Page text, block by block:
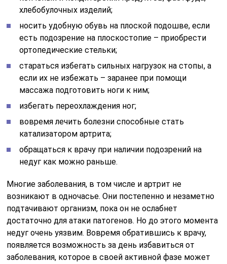
хлебобулочных изделий;
носить удобную обувь на плоской подошве, если
есть подозрение на плоскостопие – приобрести
ортопедические стельки;
стараться избегать сильных нагрузок на стопы, а
если их не избежать – заранее при помощи
массажа подготовить ноги к ним;
избегать переохлаждения ног;
вовремя лечить болезни способные стать
катализатором артрита;
обращаться к врачу при наличии подозрений на
недуг как можно раньше.
Многие заболевания, в том числе и артрит не
возникают в одночасье. Они постепенно и незаметно
подтачивают организм, пока он не ослабнет
достаточно для атаки патогенов. Но до этого момента
недуг очень уязвим. Вовремя обратившись к врачу,
появляется возможность за день избавиться от
заболевания, которое в своей активной фазе может